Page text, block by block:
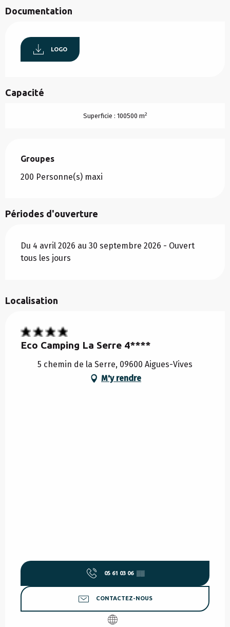
Documentation
LOGO
Capacité
Superficie : 100500 m2
Groupes
Groupes
200 Personne(s) maxi
Périodes d'ouverture
Du 4 avril 2026 au 30 septembre 2026 - Ouvert
tous les jours
Localisation
Eco Camping La Serre 4****
5 chemin de la Serre, 09600 Aigues-Vives
M'y rendre
05 61 03 06 ▒▒
CONTACTEZ-NOUS